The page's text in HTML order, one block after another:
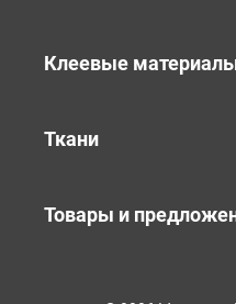
Клеевые
Ткани
Товары и